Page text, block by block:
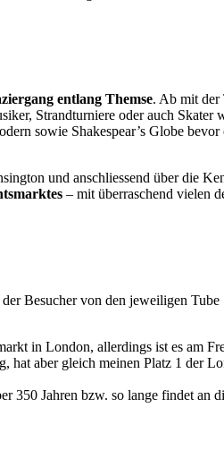
entlang Themse. Ab mit der
Strandturniere oder auch Skater
sowie Shakespear’s Globe
und anschliessend über die
– mit überraschend vielen
Besucher von den jeweiligen
in London, allerdings ist es am
hat aber gleich meinen Platz 1 der
350 Jahren bzw. so lange findet